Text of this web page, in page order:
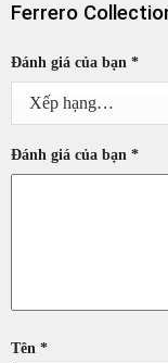
Ferrero
Đánh giá của bạn *
Đánh giá của bạn *
Tên *